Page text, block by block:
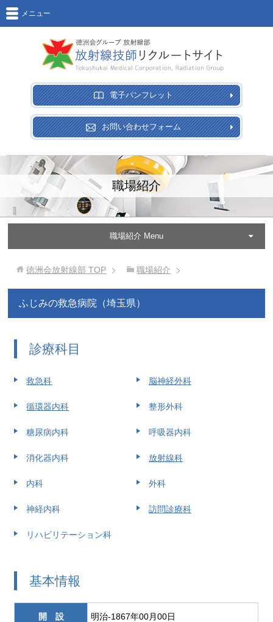
メニュー
電子パンフレット
お問い合わせフォーム
職場紹介
徳洲会放射線部 TOP 職場紹介
ふじみの救急病院（埼玉県）
診療科目
救急科 脳神経外科
循環器内科 整形外科
糖尿病内科 呼吸器内科
消化器内科 放射線科
内科 外科
神経内科 訪問診療科
リハビリテーション科
基本情報
開 設 明治-1867年00月00日
職場紹介 Menu